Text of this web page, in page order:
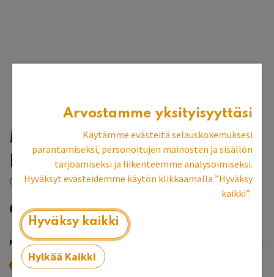
Mattavalkoinen
pellavaöljymaali
Ottosson Färgmakeri
6,37€
MÄÄRÄ
0,1 L - 0,80€
Arvostamme yksityisyyttäsi
Käytämme evästeitä selauskokemuksesi
parantamiseksi, personoitujen mainosten ja sisällön
tarjoamiseksi ja liikenteemme analysoimiseksi.
Hyväksyt evästeidemme käytön klikkaamalla ”Hyväksy
kaikki”.
Hyväksy kaikki
Hylkää Kaikki